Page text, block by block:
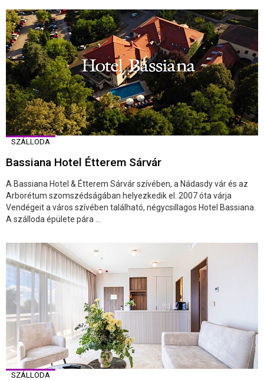
SZÁLLODA
Bassiana Hotel Étterem Sárvár
A Bassiana Hotel & Étterem Sárvár szívében, a Nádasdy vár és az
Arborétum szomszédságában helyezkedik el. 2007 óta várja
Vendégeit a város szívében található, négycsillagos Hotel Bassiana.
A szálloda épülete pára ...
SZÁLLODA